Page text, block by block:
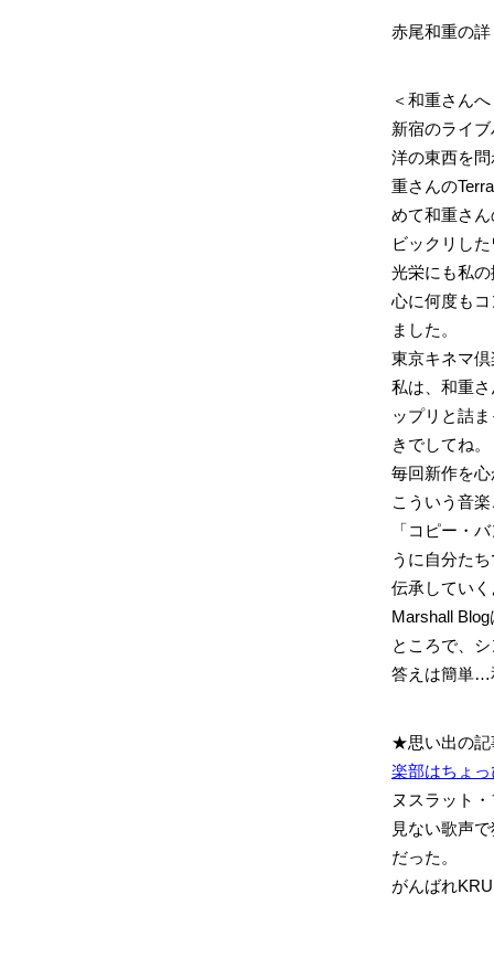
赤尾和重の
＜和重さん
新宿のライ
洋の東西を
重さんの
めて和重さ
ビックリし
光栄にも私
心に何度も
ました。
東京キネマ
私は、和重
ップリと詰
きでしてね。
毎回新作を
こういう音
「コピー・
うに自分た
伝承してい
Marshall
ところで、
答えは簡単…
★思い出の記
楽部はちょ
ヌスラット
見ない歌声
だった。
がんばれ